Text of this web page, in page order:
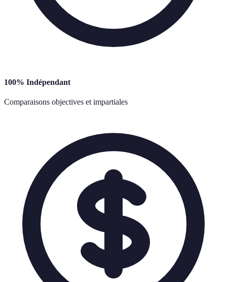
100% Indépendant
Comparaisons objectives et impartiales